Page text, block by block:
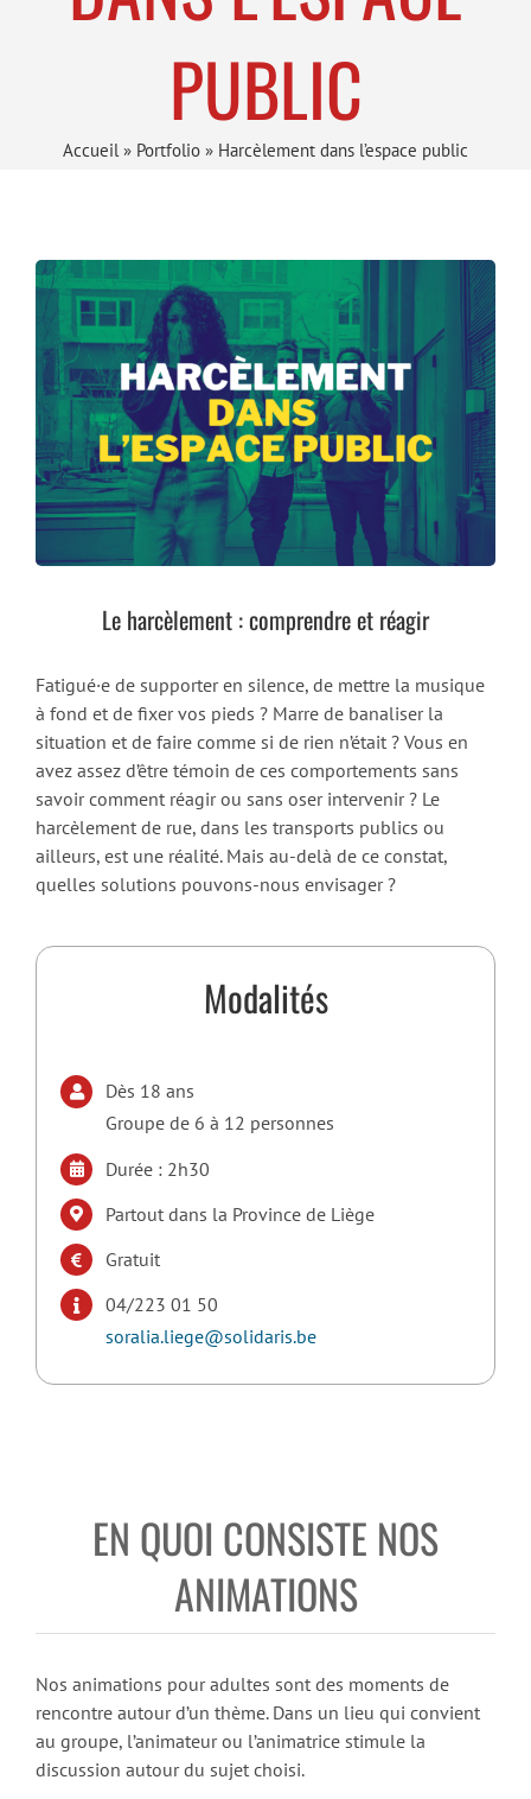
PUBLIC
Accueil » Portfolio » Harcèlement dans l’espace public
Le harcèlement : comprendre et réagir
Fatigué·e de supporter en silence, de mettre la musique
à fond et de fixer vos pieds ? Marre de banaliser la
situation et de faire comme si de rien n’était ? Vous en
avez assez d’être témoin de ces comportements sans
savoir comment réagir ou sans oser intervenir ? Le
harcèlement de rue, dans les transports publics ou
ailleurs, est une réalité. Mais au-delà de ce constat,
quelles solutions pouvons-nous envisager ?
Modalités
Dès 18 ans
Groupe de 6 à 12 personnes
Durée : 2h30
Partout dans la Province de Liège
Gratuit
04/223 01 50
soralia.liege@solidaris.be
EN QUOI CONSISTE NOS
ANIMATIONS
Nos animations pour adultes sont des moments de
rencontre autour d’un thème. Dans un lieu qui convient
au groupe, l’animateur ou l’animatrice stimule la
discussion autour du sujet choisi.